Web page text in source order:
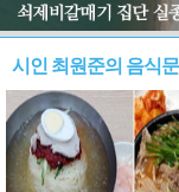
시인 최원준의 음식